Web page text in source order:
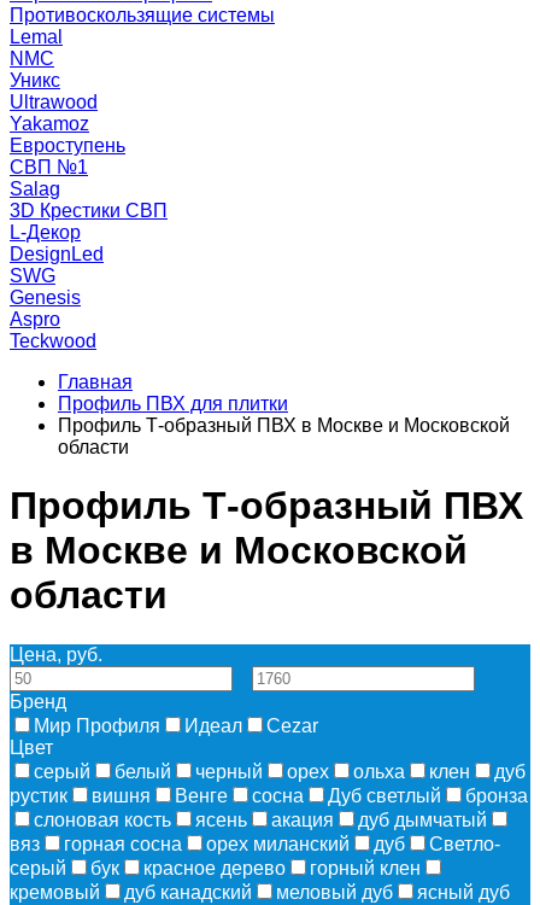
Противоскользящие системы
Lemal
NMC
Уникс
Ultrawood
Yakamoz
Евроступень
СВП №1
Salag
3D Крестики СВП
L-Декор
DesignLed
SWG
Genesis
Aspro
Teckwood
Главная
Профиль ПВХ для плитки
Профиль Т-образный ПВХ в Москве и Московской
области
Профиль Т-образный ПВХ
в Москве и Московской
области
Цена, руб.
Бренд
Мир Профиля
Идеал
Cezar
Цвет
серый
белый черный орех ольха клен
дуб
рустик
вишня Венге сосна Дуб светлый
бронза
слоновая кость
ясень акация
дуб дымчатый
вяз
горная сосна орех миланский дуб
Светло-
серый
бук красное дерево
горный клен
кремовый
дуб канадский меловый дуб
ясный дуб